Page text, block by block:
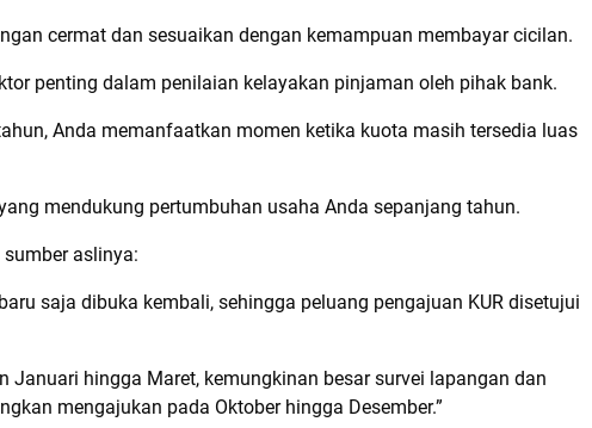
cermat dan sesuaikan dengan kemampuan membayar cicilan.
penting dalam penilaian kelayakan pinjaman oleh pihak bank.
Anda memanfaatkan momen ketika kuota masih tersedia luas
mendukung pertumbuhan usaha Anda sepanjang tahun.
aslinya:
saja dibuka kembali, sehingga peluang pengajuan KUR disetujui
Januari hingga Maret, kemungkinan besar survei lapangan dan
mengajukan pada Oktober hingga Desember.”